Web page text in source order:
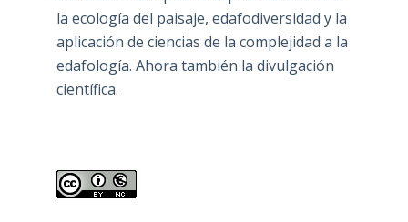
la ecología del paisaje, edafodiversidad y la
aplicación de ciencias de la complejidad a la
edafología. Ahora también la divulgación
científica.